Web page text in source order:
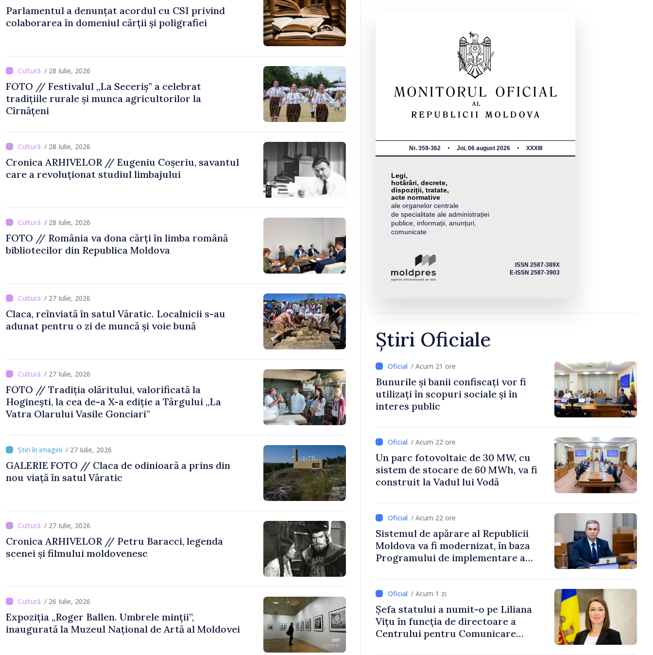
Parlamentul a denunțat acordul cu CSI privind
colaborarea în domeniul cărții și poligrafiei
/ 28 Iulie, 2026
FOTO // Festivalul „La Seceriș” a celebrat
tradițiile rurale și munca agricultorilor la
Cîrnățeni
/ 28 Iulie, 2026
Cronica ARHIVELOR // Eugeniu Coșeriu, savantul
care a revoluționat studiul limbajului
/ 28 Iulie, 2026
FOTO // România va dona cărți în limba română
bibliotecilor din Republica Moldova
/ 27 Iulie, 2026
Claca, reînviată în satul Văratic. Localnicii s-au
adunat pentru o zi de muncă și voie bună
/ 27 Iulie, 2026
FOTO // Tradiția olăritului, valorificată la
Hoginești, la cea de-a X-a ediție a Târgului „La
Vatra Olarului Vasile Gonciari”
/ 27 Iulie, 2026
GALERIE FOTO // Claca de odinioară a prins din
nou viață în satul Văratic
/ 27 Iulie, 2026
Cronica ARHIVELOR // Petru Baracci, legenda
scenei și filmului moldovenesc
/ 26 Iulie, 2026
Expoziția „Roger Ballen. Umbrele minții”,
inaugurată la Muzeul Național de Artă al Moldovei
Nr. 359-362 Joi, 06 august 2026 XXXIII
Legi,
hotărâri, decrete,
dispoziții, tratate,
acte normative
ale organelor centrale
de specialitate ale administrației
publice, informații, anunțuri,
comunicate
ISSN 2587-389X
E-ISSN 2587-3903
Știri Oficiale
/ Acum 21 ore
Bunurile și banii confiscați vor fi
utilizați în scopuri sociale și în
interes public
/ Acum 22 ore
Un parc fotovoltaic de 30 MW, cu
sistem de stocare de 60 MWh, va fi
construit la Vadul lui Vodă
/ Acum 22 ore
Sistemul de apărare al Republicii
Moldova va fi modernizat, în baza
Programului de implementare a
/ Acum 1 zi
Șefa statului a numit-o pe Liliana
Vițu în funcția de directoare a
Centrului pentru Comunicare